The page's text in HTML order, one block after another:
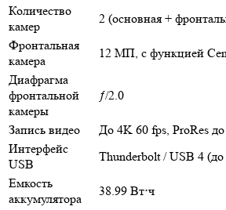
Количество
камер
2 (основная +
Фронтальная
камера
12 МП, с функцией
Диафрагма
фронтальной
камеры
ƒ/2.0
Запись видео
До 4K 60 fps, ProRes
Интерфейс
USB
Thunderbolt / USB 4
Емкость
аккумулятора
38.99 Вт⋅ч